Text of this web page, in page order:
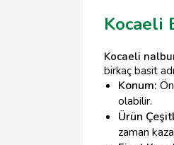
Kocaeli
Kocaeli
birkaç basit
Konum:
olabilir.
Ürün
zaman